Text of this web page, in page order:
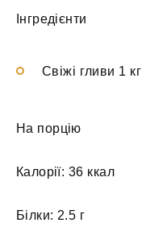
Інгредієнти
Свіжі гливи 1 кг
На порцію
Калорії: 36 ккал
Білки: 2.5 г